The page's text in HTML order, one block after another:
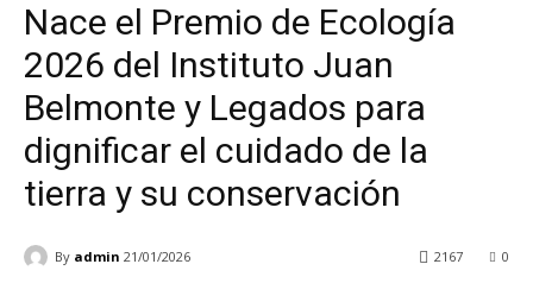
Nace el Premio de Ecología
2026 del Instituto Juan
Belmonte y Legados para
dignificar el cuidado de la
tierra y su conservación
By admin 21/01/2026 0
2167